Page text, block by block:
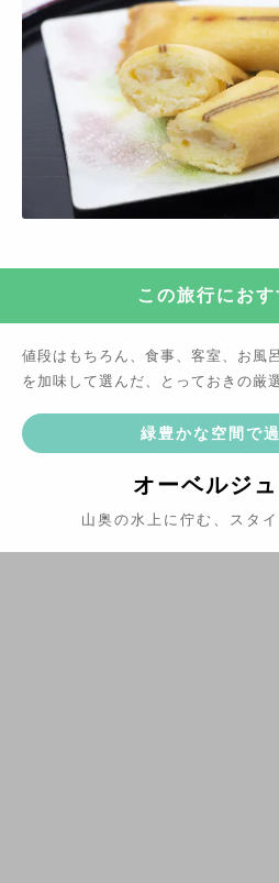
この旅行にお
値段はもちろん、食事、客室、お風
を加味して選んだ、とっておきの厳
緑豊かな空間で
オーベルジ
山奥の水上に佇む、スタ